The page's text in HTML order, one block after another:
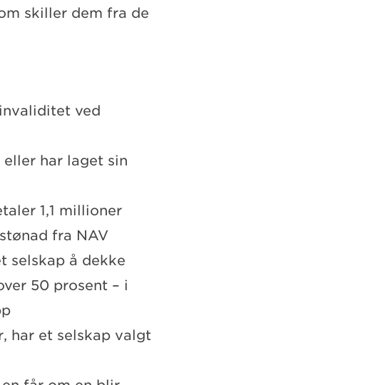
skiller dem fra de
ved
har laget sin
1,1 millioner
fra NAV
selskap å dekke
50 prosent – i
har et selskap valgt